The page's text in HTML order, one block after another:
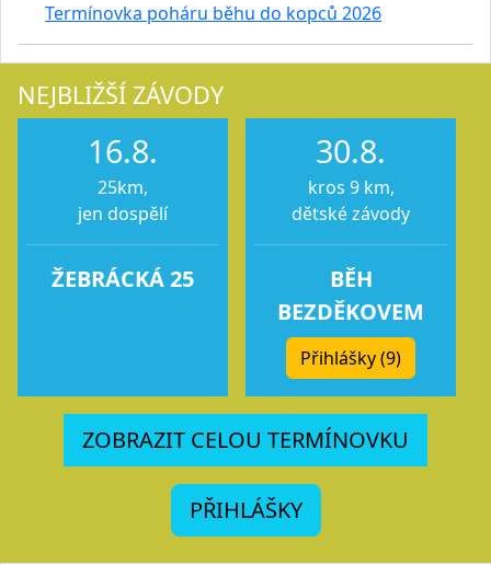
Termínovka poháru běhu do kopců 2026
NEJBLIŽŠÍ ZÁVODY
16.8.
25km,
jen dospělí
ŽEBRÁCKÁ 25
30.8.
kros 9 km,
dětské závody
BĚH
BEZDĚKOVEM
Přihlášky (9)
ZOBRAZIT CELOU TERMÍNOVKU
PŘIHLÁŠKY